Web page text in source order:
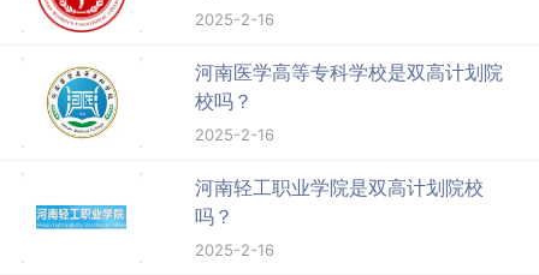
2025-2-16
河南医学高等专科学校是双高计划院
校吗？
2025-2-16
河南轻工职业学院是双高计划院校
吗？
2025-2-16